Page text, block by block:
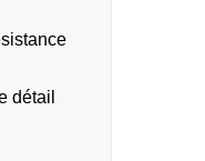
détail